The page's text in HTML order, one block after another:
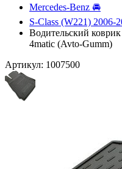
Mercedes-Benz 🚘
S-Class (W221) 2006-
Водительский
4matic (Avto-Gumm)
Артикул: 1007500